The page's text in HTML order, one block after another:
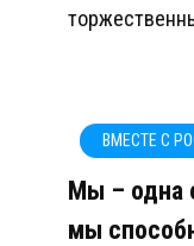
ВМЕСТЕ С
Мы – одна
мы